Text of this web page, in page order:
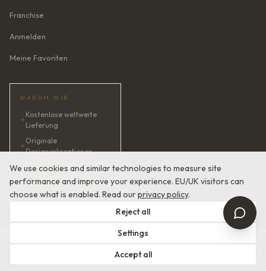
We use cookies and similar technologies to measure site
performance and improve your experience. EU/UK visitors can
choose what is enabled. Read ourprivacy policy.
Reject all
Settings
Accept all
Franchise
Anmelden
Meine Favoriten
WARUM WIR
✦
Kostenlose weltweite
Lieferung
✦
Originale
Designerkreationen
✦KI-Brautberaterin · 24/7
✦Zufriedenheit garantiert
Datenschutzerklärung